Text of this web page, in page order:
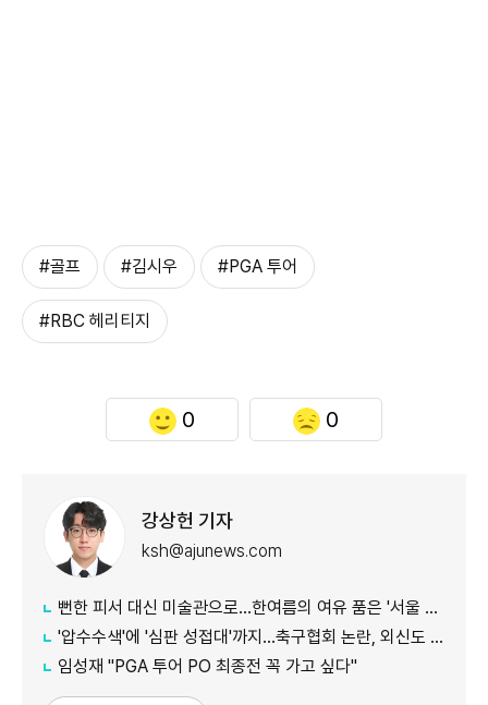
#골프 #김시우 #PGA 투어
#RBC 헤리티지
0 0
강상헌 기자
ksh@ajunews.com
뻔한 피서 대신 미술관으로…한여름의 여유 품은 '서울 신규 미술관 4곳'
'압수수색'에 '심판 성접대'까지…축구협회 논란, 외신도 집중 조명
임성재 "PGA 투어 PO 최종전 꼭 가고 싶다"